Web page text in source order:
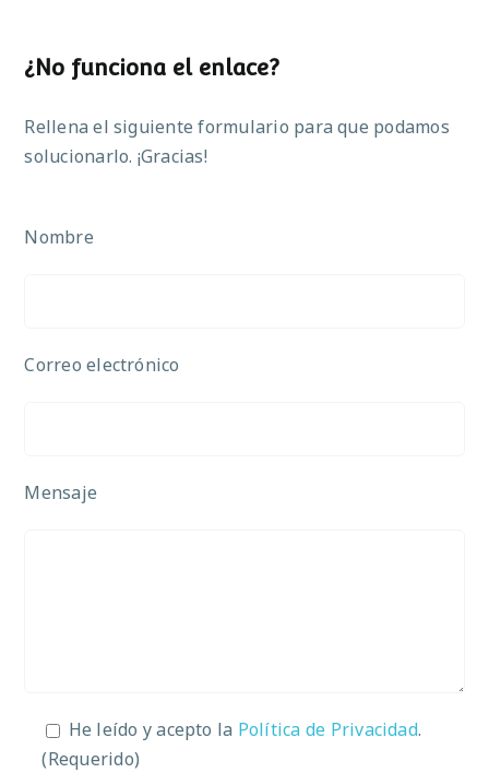
¿No funciona el enlace?
Rellena el siguiente formulario para que podamos
solucionarlo. ¡Gracias!
Nombre
Correo electrónico
Mensaje
He leído y acepto la Política de Privacidad.
(Requerido)